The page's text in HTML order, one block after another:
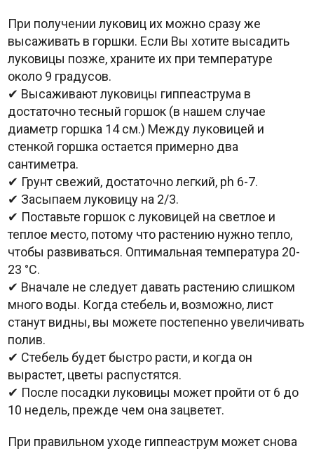
При получении луковиц их можно сразу же
высаживать в горшки. Если Вы хотите высадить
луковицы позже, храните их при температуре
около 9 градусов.
✔ Высаживают луковицы гиппеаструма в
достаточно тесный горшок (в нашем случае
диаметр горшка 14 см.) Между луковицей и
стенкой горшка остается примерно два
сантиметра.
✔ Грунт свежий, достаточно легкий, ph 6-7.
✔ Засыпаем луковицу на 2/3.
✔ Поставьте горшок с луковицей на светлое и
теплое место, потому что растению нужно тепло,
чтобы развиваться. Оптимальная температура 20-
23 °C.
✔ Вначале не следует давать растению слишком
много воды. Когда стебель и, возможно, лист
станут видны, вы можете постепенно увеличивать
полив.
✔ Стебель будет быстро расти, и когда он
вырастет, цветы распустятся.
✔ После посадки луковицы может пройти от 6 до
10 недель, прежде чем она зацветет.
При правильном уходе гиппеаструм может снова